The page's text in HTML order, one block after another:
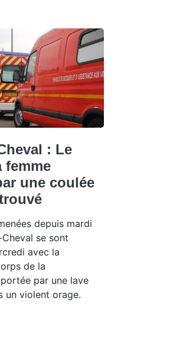
: Le
femme
une coulée
depuis mardi
se sont
avec la
de la
par une lave
un violent orage.